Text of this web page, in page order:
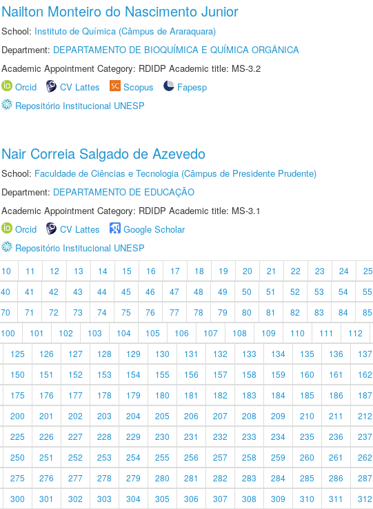
Nailton Monteiro do Nascimento Junior
School: Instituto de Química (Câmpus de Araraquara)
Department: DEPARTAMENTO DE BIOQUÍMICA E QUÍMICA ORGÂNICA
Academic Appointment Category: RDIDP Academic title: MS-3.2
Orcid
CV Lattes Scopus
Fapesp
Repositório Institucional UNESP
Nair Correia Salgado de Azevedo
School: Faculdade de Ciências e Tecnologia (Câmpus de Presidente Prudente)
Department: DEPARTAMENTO DE EDUCAÇÃO
Academic Appointment Category: RDIDP Academic title: MS-3.1
Orcid
CV Lattes
Google Scholar
Repositório Institucional UNESP
10 11 12 13 14 15 16 17 18 19 20 21 22 23 24 25
40 41 42 43 44 45 46 47 48 49 50 51 52 53 54 55
70 71 72 73 74 75 76 77 78 79 80 81 82 83 84 85
100 101 102 103 104 105 106 107 108 109 110 111 112
125 126 127 128 129 130 131 132 133 134 135 136 137
150 151 152 153 154 155 156 157 158 159 160 161 162
175 176 177 178 179 180 181 182 183 184 185 186 187
200 201 202 203 204 205 206 207 208 209 210 211 212
225 226 227 228 229 230 231 232 233 234 235 236 237
250 251 252 253 254 255 256 257 258 259 260 261 262
275 276 277 278 279 280 281 282 283 284 285 286 287
300 301 302 303 304 305 306 307 308 309 310 311 312